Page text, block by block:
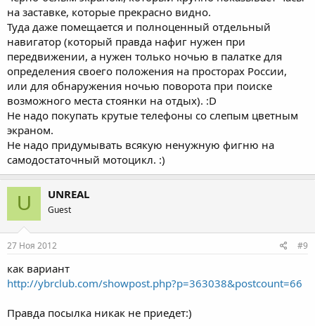
на заставке, которые прекрасно видно.
Туда даже помещается и полноценный отдельный
навигатор (который правда нафиг нужен при
передвижении, а нужен только ночью в палатке для
определения своего положения на просторах России,
или для обнаружения ночью поворота при поиске
возможного места стоянки на отдых). :D
Не надо покупать крутые телефоны со слепым цветным
экраном.
Не надо придумывать всякую ненужную фигню на
самодостаточный мотоцикл. :)
U UNREAL
Guest
27 Ноя 2012 #9
как вариант
http://ybrclub.com/showpost.php?p=363038&postcount=66
Правда посылка никак не приедет:)